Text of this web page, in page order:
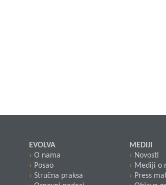
EVOLVA
O nama
Posao
Stručna praksa
MEDIJI
Novosti
Mediji o
Press